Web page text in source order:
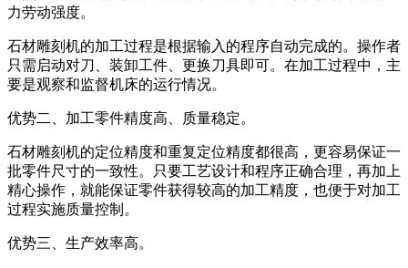
力劳动强度。
石材雕刻机的加工过程是根据输入的程序自动完成的。操作者
只需启动对刀、装卸工件、更换刀具即可。在加工过程中，主
要是观察和监督机床的运行情况。
优势二、加工零件精度高、质量稳定。
石材雕刻机的定位精度和重复定位精度都很高，更容易保证一
批零件尺寸的一致性。只要工艺设计和程序正确合理，再加上
精心操作，就能保证零件获得较高的加工精度，也便于对加工
过程实施质量控制。
优势三、生产效率高。